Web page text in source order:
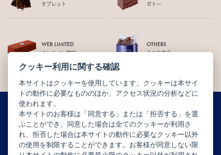
タブレット ガトー
WEB LIMITED
オンライン限定
OTHERS
その他商品
ニュースレター配信登録はこちら
クッキー利用に関する確認
本サイトはクッキーを使用しています。クッキーは本サイ
トの動作に必要なもののほか、アクセス状況の分析などに
使われます。
本サイトのお客様は「同意する」または「拒否する」を選
ぶことができ、同意した場合は全てのクッキーが利用さ
れ、拒否した場合は本サイトの動作に必要なクッキー以外
の使用を制限することができます。お客様が同意しない限